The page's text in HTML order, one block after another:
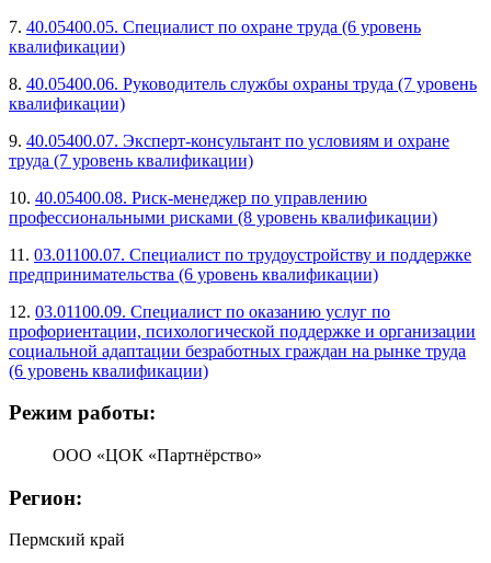
7. 40.05400.05. Специалист по охране труда (6 уровень
квалификации)
8. 40.05400.06. Руководитель службы охраны труда (7 уровень
квалификации)
9. 40.05400.07. Эксперт-консультант по условиям и охране
труда (7 уровень квалификации)
10. 40.05400.08. Риск-менеджер по управлению
профессиональными рисками (8 уровень квалификации)
11. 03.01100.07. Специалист по трудоустройству и поддержке
предпринимательства (6 уровень квалификации)
12. 03.01100.09. Специалист по оказанию услуг по
профориентации, психологической поддержке и организации
социальной адаптации безработных граждан на рынке труда
(6 уровень квалификации)
Режим работы:
ООО «ЦОК «Партнёрство»
Регион:
Пермский край